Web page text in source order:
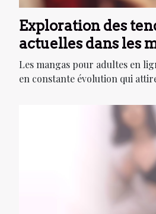
Exploration des
actuelles dans les
adultes en ligne
Les mangas pour adultes en
en constante évolution qui